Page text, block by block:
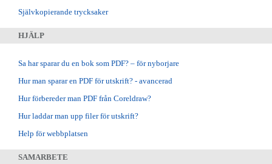
Självkopierande trycksaker
HJÄLP
Sa har sparar du en bok som PDF? – för nyborjare
Hur man sparar en PDF för utskrift? - avancerad
Hur förbereder man PDF från Coreldraw?
Hur laddar man upp filer för utskrift?
Help för webbplatsen
SAMARBETE